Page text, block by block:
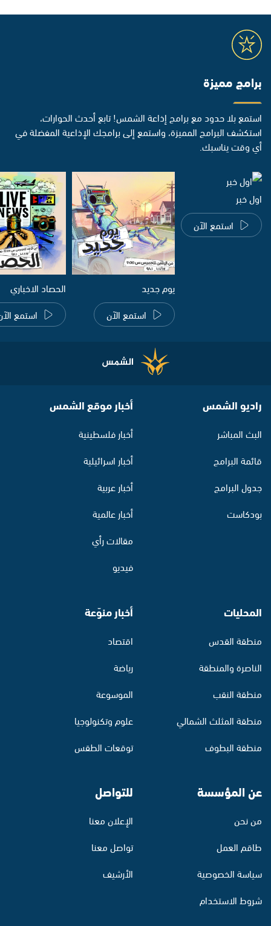
برامج مميزة
استمع بلا حدود مع برامج إذاعة الشمس! تابع أحدث الحوارات،
استكشف البرامج المميزة، واستمع إلى برامجك الإذاعية المفضلة في
أي وقت يناسبك.
اول خبر
استمع الآن
يوم جديد
استمع الآن
الحصاد الاخباري
استمع
راديو الشمس
البث المباشر
قائمة البرامج
جدول البرامج
بودكاست
أخبار موقع الشمس
أخبار فلسطينية
أخبار اسرائيلية
أخبار عربية
أخبار عالمية
مقالات رأي
فيديو
المحليات
منطقة القدس
الناصرة والمنطقة
منطقة النقب
منطقة المثلث الشمالي
منطقة البطوف
أخبار منوّعة
اقتصاد
رياضة
الموسوعة
علوم وتكنولوجيا
توقعات الطقس
عن المؤسسة
من نحن
طاقم العمل
سياسة الخصوصية
شروط الاستخدام
للتواصل
الإعلان معنا
تواصل معنا
الأرشيف